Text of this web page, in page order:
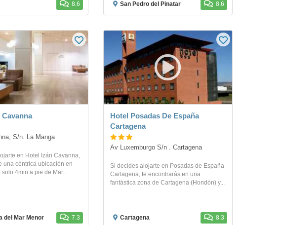
8.6 San Pedro del Pinatar 8.6
Cavanna
S/n. La Manga
en Hotel Izán Cavanna,
una céntrica ubicación en
4min a pie de Mar...
del Mar Menor 7.3
Hotel Posadas De España
Cartagena
Av Luxemburgo S/n . Cartagena
Si decides alojarte en Posadas de España
Cartagena, te encontrarás en una
fantástica zona de Cartagena (Hondón) y...
Cartagena 8.3